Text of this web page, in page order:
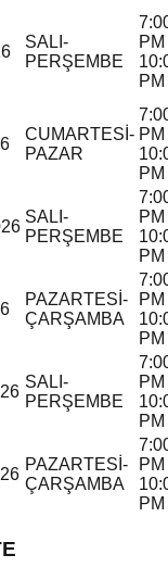
SALI-
PERŞEMBE
PM
PM
CUMARTESİ-
PAZAR
PM
PM
SALI-
PERŞEMBE
PM
PM
PAZARTESİ-
ÇARŞAMBA
PM
PM
SALI-
PERŞEMBE
PM
PM
PAZARTESİ-
ÇARŞAMBA
PM
PM